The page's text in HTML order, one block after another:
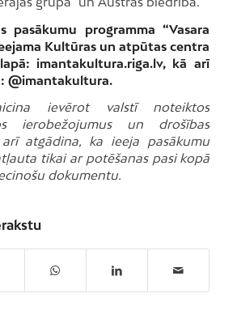
pasākumu programma “Vasara
Kultūras un atpūtas centra
imantakultura.riga.lv, kā arī
@imantakultura.
ievērot valstī noteiktos
ierobežojumus un drošības
atgādina, ka ieeja pasākumu
tikai ar potēšanas pasi kopā
dokumentu.